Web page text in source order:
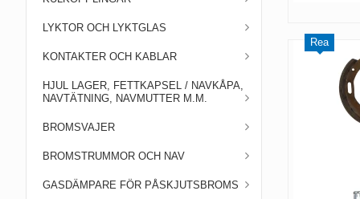
LYKTOR OCH LYKTGLAS
KONTAKTER OCH KABLAR
HJUL LAGER, FETTKAPSEL / NAVKÅPA,
NAVTÄTNING, NAVMUTTER M.M.
BROMSVAJER
BROMSTRUMMOR OCH NAV
GASDÄMPARE FÖR PÅSKJUTSBROMS
Rea